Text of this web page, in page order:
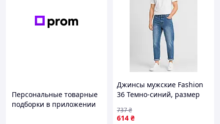
Персональные товарные
подборки в приложении
Джинсы мужские Fashion
36 Темно-синий, размер
47см, посадка 29см
614 ₴
737₴